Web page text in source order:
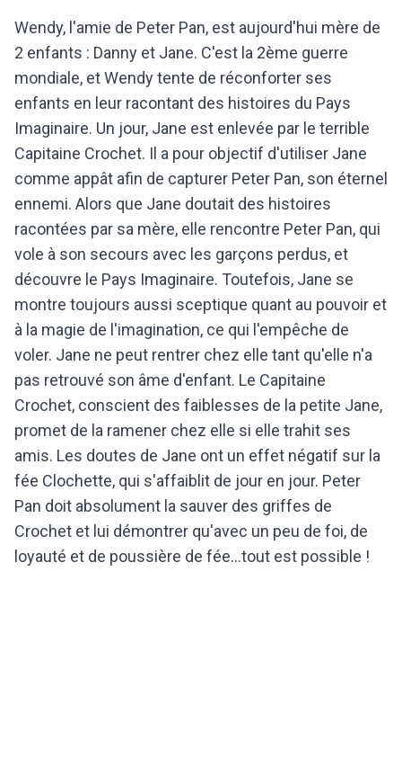
Wendy, l'amie de Peter Pan, est aujourd'hui mère de
2 enfants : Danny et Jane. C'est la 2ème guerre
mondiale, et Wendy tente de réconforter ses
enfants en leur racontant des histoires du Pays
Imaginaire. Un jour, Jane est enlevée par le terrible
Capitaine Crochet. Il a pour objectif d'utiliser Jane
comme appât afin de capturer Peter Pan, son éternel
ennemi. Alors que Jane doutait des histoires
racontées par sa mère, elle rencontre Peter Pan, qui
vole à son secours avec les garçons perdus, et
découvre le Pays Imaginaire. Toutefois, Jane se
montre toujours aussi sceptique quant au pouvoir et
à la magie de l'imagination, ce qui l'empêche de
voler. Jane ne peut rentrer chez elle tant qu'elle n'a
pas retrouvé son âme d'enfant. Le Capitaine
Crochet, conscient des faiblesses de la petite Jane,
promet de la ramener chez elle si elle trahit ses
amis. Les doutes de Jane ont un effet négatif sur la
fée Clochette, qui s'affaiblit de jour en jour. Peter
Pan doit absolument la sauver des griffes de
Crochet et lui démontrer qu'avec un peu de foi, de
loyauté et de poussière de fée…tout est possible !